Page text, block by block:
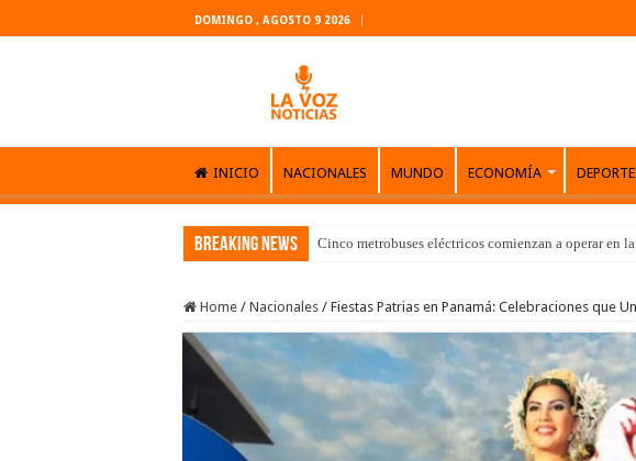
DOMINGO , AGOSTO 9 2026
INICIO NACIONALES MUNDO ECONOMÍA
Breaking News Cinco metrobuses eléctricos comienzan a operar en
Home / Nacionales / Fiestas Patrias en Panamá: Celebraciones que